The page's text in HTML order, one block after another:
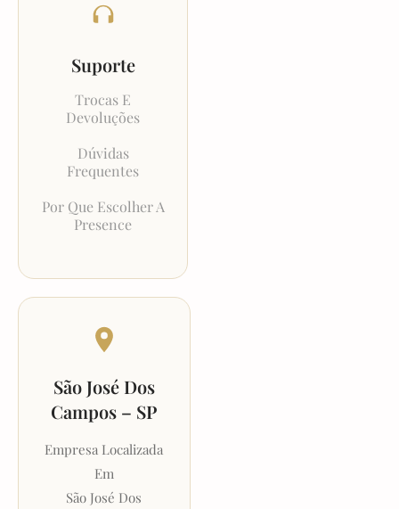
Suporte
Trocas E
Devoluções
Dúvidas
Frequentes
Por Que Escolher A
Presence
São José Dos
Campos – SP
Empresa Localizada
Em
São José Dos